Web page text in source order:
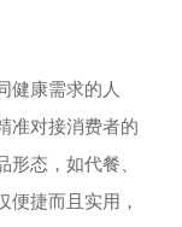
健康需求的人
准对接消费者的
态，如代餐、
便捷而且实用，